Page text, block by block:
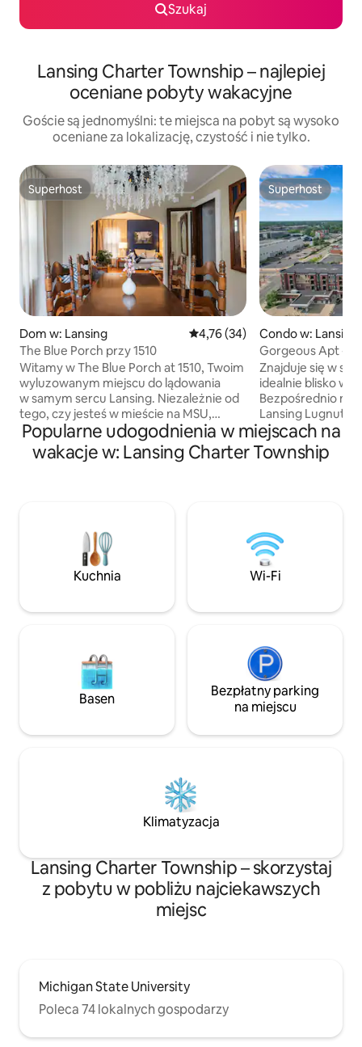
Szukaj
Lansing Charter Township – najlepiej
oceniane pobyty wakacyjne
Goście są jednomyślni: te miejsca na pobyt są wysoko
oceniane za lokalizację, czystość i nie tylko.
Superhost
Superhost
Dom w: Lansing Średnia ocena: 4,76 na 5,
4,76 (34)
The Blue Porch przy 1510
Witamy w The Blue Porch at 1510, Twoim
wyluzowanym miejscu do lądowania
w samym sercu Lansing. Niezależnie od
tego, czy jesteś w mieście na MSU,
konferencję, golfa, czy przygodę w
Michigan, ten uroczy dom w stylu
vintage oferuje wszystko, czego
drzwi, przytulną kuchnię w stylu
wiejskiego domu i przestronną sypialnię,
w której można się rozciągnąć. Za
osłoniętą werandą znajduje się prywatna
wygodne siedzenia i idealny powiew
Superhost
Superhost
Condo w: Lansing
Gorgeous Apt -
Lansing Center
Znajduje się w
idealnie blisko
Bezpośrednio
Lansing Lugnuts i
od Lansing
sklepów,
apartament
znajdują się
i wszystkie
przygotowywania
a także kilka
pracy i wygodna
Popularne udogodnienia w miejscach na
wakacje w: Lansing Charter Township
Kuchnia Wi-Fi
Basen
Bezpłatny parking
na miejscu
Klimatyzacja
Lansing Charter Township – skorzystaj
z pobytu w pobliżu najciekawszych
miejsc
Michigan State University
Poleca 74 lokalnych gospodarzy